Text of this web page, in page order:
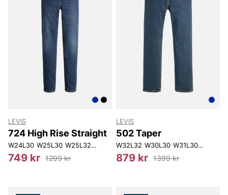
LEVIS
724 High Rise Straight
W24L30 W25L30 W25L32 W26L30 W26L32 W27L32 W28L32
749 kr 1299 kr
LEVIS
502 Taper
W32L32 W30L30 W31L30 W32L30
879 kr 1399 kr